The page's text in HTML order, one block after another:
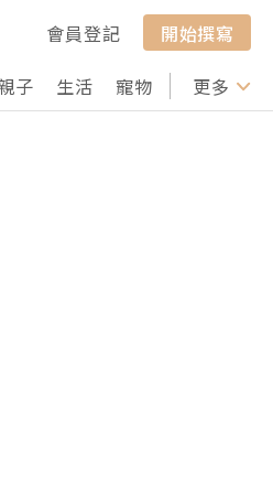
會員登記
開始撰寫
子 生活 寵物 行山 打卡
更多